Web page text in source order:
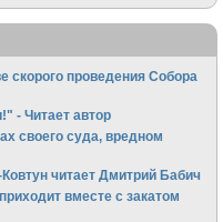
скорого проведения Собора
- Читает автор
своего суда, вредном
читает Дмитрий Бабич
вместе с закатом